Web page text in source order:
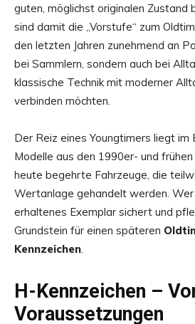
guten, möglichst originalen Zustand
sind damit die „Vorstufe“ zum
den letzten Jahren zunehmend an
bei Sammlern, sondern auch bei
klassische Technik mit moderner
verbinden möchten.
Der Reiz eines Youngtimers liegt im
Modelle aus den 1990er- und
heute begehrte Fahrzeuge, die
Wertanlage gehandelt werden.
erhaltenes Exemplar sichert und
Grundstein für einen späteren
Kennzeichen.
H-Kennzeichen –
Voraussetzungen